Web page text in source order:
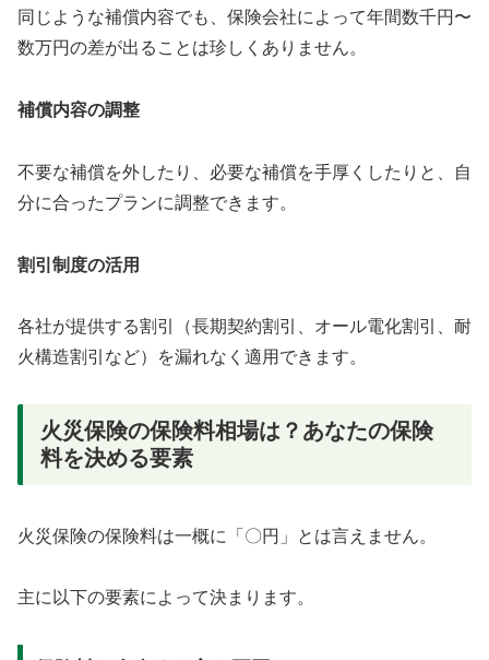
同じような補償内容でも、保険会社によって年間数千円〜
数万円の差が出ることは珍しくありません。
補償内容の調整
不要な補償を外したり、必要な補償を手厚くしたりと、自
分に合ったプランに調整できます。
割引制度の活用
各社が提供する割引（長期契約割引、オール電化割引、耐
火構造割引など）を漏れなく適用できます。
火災保険の保険料相場は？あなたの保険
料を決める要素
火災保険の保険料は一概に「〇円」とは言えません。
主に以下の要素によって決まります。